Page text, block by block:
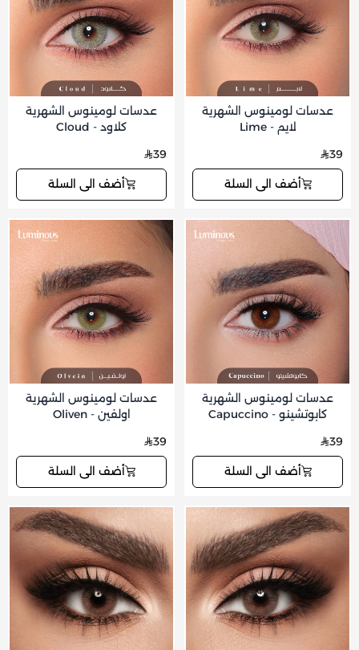
عدسات لومينوس الشهرية
لايم - Lime
39
أضف الى السلة
عدسات لومينوس الشهرية
كلاود - Cloud
39
أضف الى السلة
عدسات لومينوس الشهرية
كابوتشينو - Capuccino
39
أضف الى السلة
عدسات لومينوس الشهرية
اولفين - Oliven
39
أضف الى السلة